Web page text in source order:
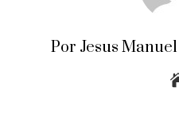
Por Jesus